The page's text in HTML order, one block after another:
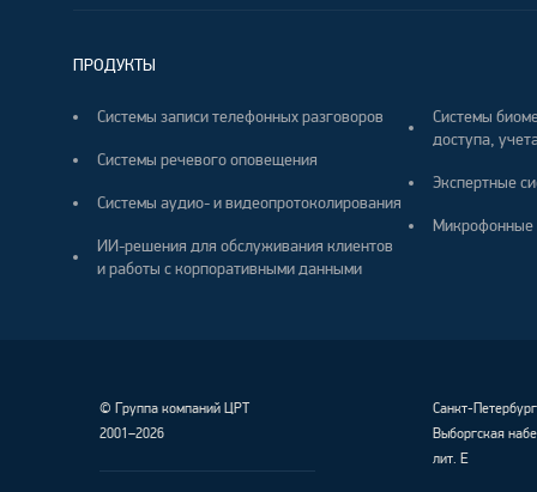
ПРОДУКТЫ
Системы записи телефонных разговоров
Системы речевого оповещения
Системы аудио- и видеопротоколирования
ИИ-решения для обслуживания клиентов
и работы с корпоративными данными
Системы
доступа,
Экспертные
Микрофонные
© Группа компаний ЦРТ
2001–2026
Санкт-Петербург
Выборгская
лит. Е